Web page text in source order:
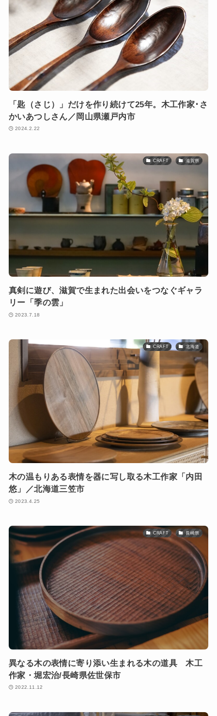
「匙（さじ）」だけを作り続けて25年。木工作家･さ
かいあつしさん／岡山県瀬戸内市
2024.2.22
CRAFT 滋賀県
真剣に遊び、滋賀で生まれた出会いをつなぐギャラ
リー「季の雲」
2023.7.18
CRAFT 北海道
木の温もりある表情を器に写し取る木工作家「内田
悠」／北海道三笠市
2023.4.25
CRAFT 長崎県
異なる木の表情に寄り添い生まれる木の道具 木工
作家・堀宏治/長崎県佐世保市
2022.11.12